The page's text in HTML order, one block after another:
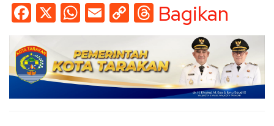
Facebook
X WhatsApp
EmailCopy
Link
Threads
Bagikan